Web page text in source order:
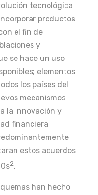
tecnológica
productos
el fin de
y
se hace un uso
elementos
los países del
mecanismos
la innovación y
financiera
estos acuerdos
2.
han hecho